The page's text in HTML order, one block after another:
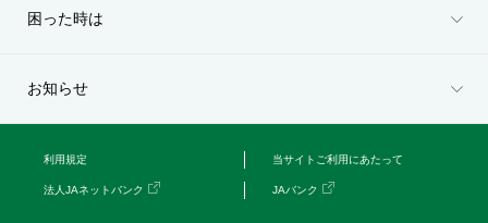
困った時は
お知らせ
利用規定 当サイトご利用にあたって
法人JAネットバンク JAバンク